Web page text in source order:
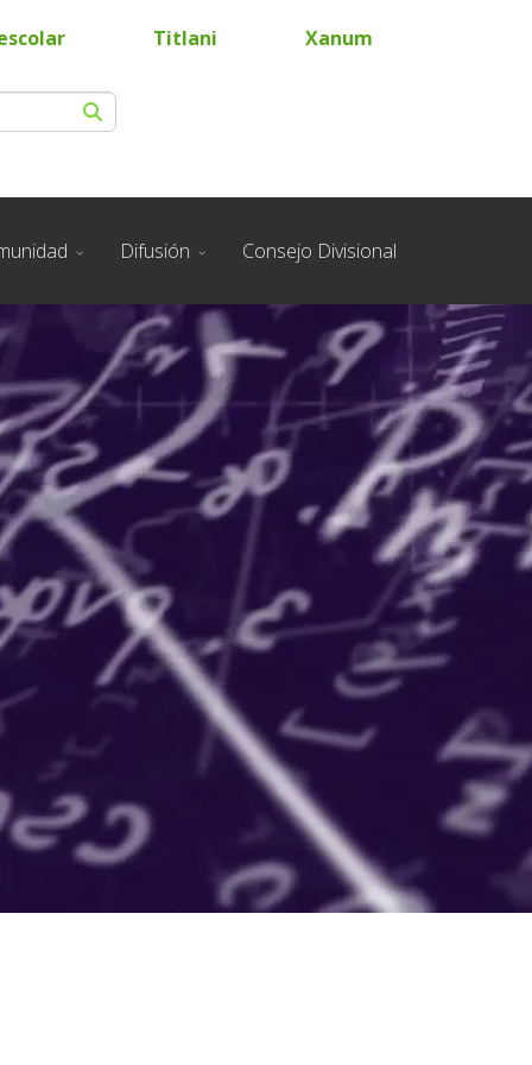
Titlani Xanum
Difusión Consejo Divisional